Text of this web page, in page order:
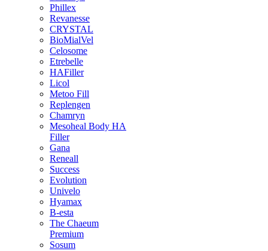
Phillex
Revanesse
CRYSTAL
BioMialVel
Celosome
Etrebelle
HAFiller
Licol
Metoo Fill
Replengen
Chamryn
Mesoheal Body HA
Filler
Gana
Reneall
Success
Evolution
Univelo
Hyamax
B-esta
The Chaeum
Premium
Sosum